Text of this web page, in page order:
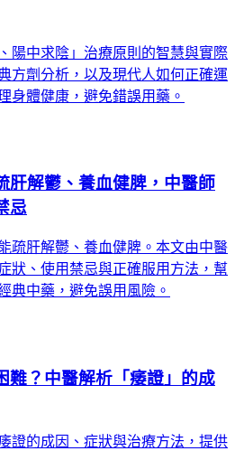
陽中求陰」治療原則的智慧與實際
方劑分析，以及現代人如何正確運
身體健康，避免錯誤用藥。
肝解鬱、養血健脾，中醫師
忌
疏肝解鬱、養血健脾。本文由中醫
狀、使用禁忌與正確服用方法，幫
典中藥，避免誤用風險。
難？中醫解析「痿證」的成
證的成因、症狀與治療方法，提供